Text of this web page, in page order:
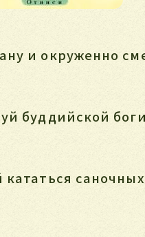
и окруженно
буддийской
саночных